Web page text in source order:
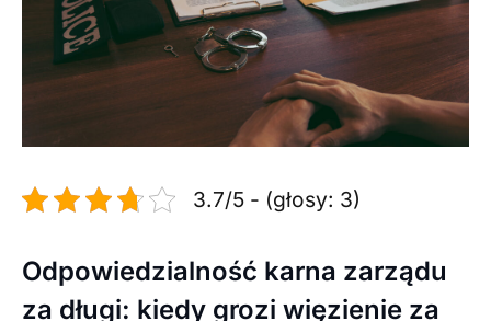
3.7/5 - (głosy: 3)
Odpowiedzialność karna zarządu
za długi: kiedy grozi więzienie za